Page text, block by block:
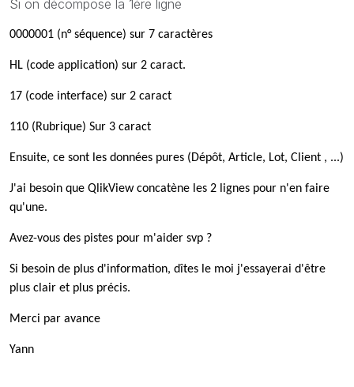
Si on décompose la 1ère ligne
0000001 (n° séquence) sur 7 caractères
HL (code application) sur 2 caract.
17 (code interface) sur 2 caract
110 (Rubrique) Sur 3 caract
Ensuite, ce sont les données pures (Dépôt, Article, Lot, Client , ...)
J'ai besoin que QlikView concatène les 2 lignes pour n'en faire
qu'une.
Avez-vous des pistes pour m'aider svp ?
Si besoin de plus d'information, dîtes le moi j'essayerai d'être
plus clair et plus précis.
Merci par avance
Yann